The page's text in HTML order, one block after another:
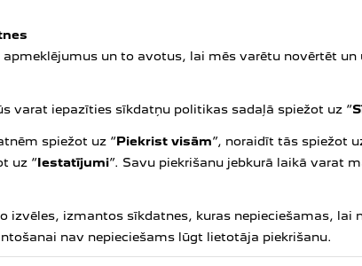
un lēnākā pilsētas satiksmē auto ar 48V
tiek sasniegti labāki vides rādītāji izmešu ziņā
sistēmas akumulatoru baterijai būs spēkā
autorizētā pārstāvniecībā un ievērojot apkopju
un to avotus, lai mēs varētu novērtēt
varat iepazīties sīkdatņu politikas sadaļā spiežot uz “
spiežot uz “Piekrist visām”, noraidīt tās spiežot
uz “Iestatījumi”. Savu piekrišanu jebkurā laikā varat
izvēles, izmantos sīkdatnes, kuras nepieciešamas, lai
nav nepieciešams lūgt lietotāja piekrišanu.